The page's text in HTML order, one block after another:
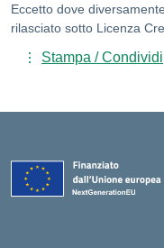
Eccetto dove
rilasciato sotto Licenza
Stampa / Condividi